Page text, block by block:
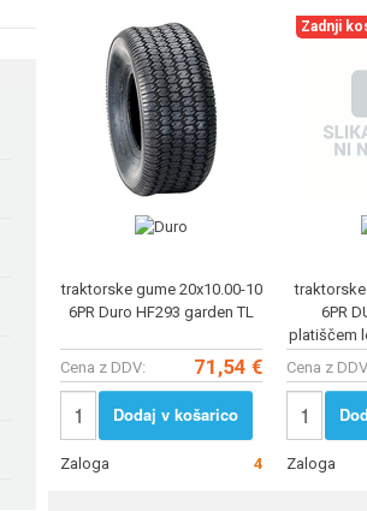
traktorske gume 20x10.00-10
6PR Duro HF293 garden TL
Cena z DDV: 71,54 €
Dodaj v košarico
Zaloga 4
Zadnji
traktorske
6PR
platiščem
Cena z
Zaloga